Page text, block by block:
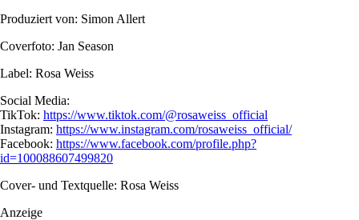
Produziert von: Simon Allert
Coverfoto: Jan Season
Label: Rosa Weiss
Social Media:
TikTok: https://www.tiktok.com/@rosaweiss_official
Instagram: https://www.instagram.com/rosaweiss_official/
Facebook: https://www.facebook.com/profile.php?
id=100088607499820
Cover- und Textquelle: Rosa Weiss
Anzeige